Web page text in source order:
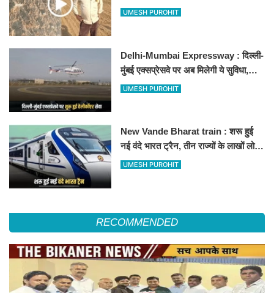
500-500 रुपए के नोट, वीडियो वायरल
UMESH PUROHIT
Delhi-Mumbai Expressway : दिल्ली-
मुंबई एक्सप्रेसवे पर अब मिलेगी ये सुविधा,
हेलीकॉप्टर सर्विस से तुरंत घायल पहुंचेगा
UMESH PUROHIT
New Vande Bharat train : शरू हुई
नई वंदे भारत ट्रैन, तीन राज्यों के लाखों लोगों
का सफर होगा आसान, देखें पूरा रूटमैप
UMESH PUROHIT
RECOMMENDED